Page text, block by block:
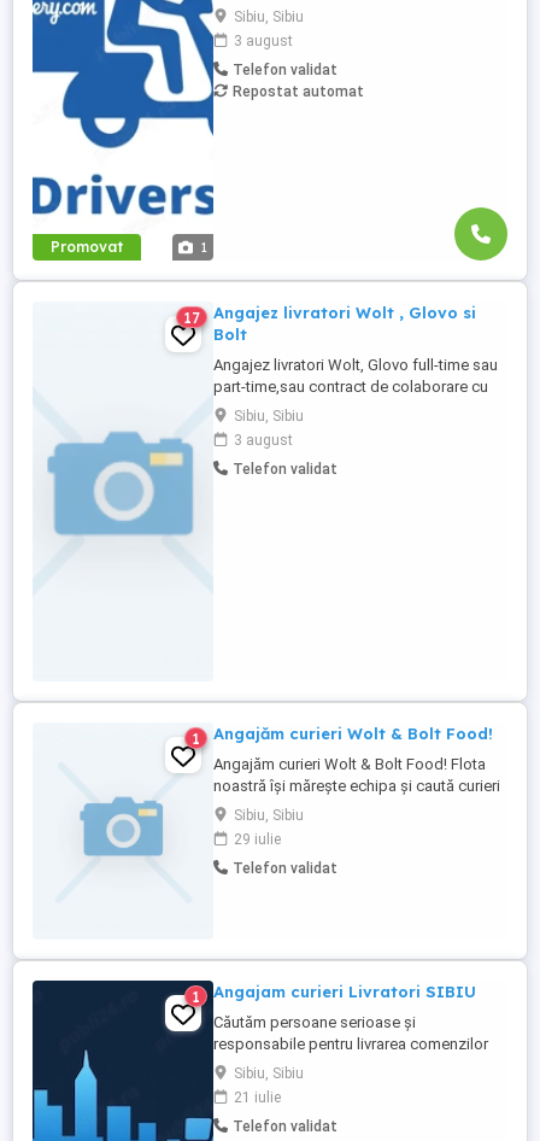
Promovat 1
rapid! - Cerințe: Minim 18 ani Mijloc de
transport propriu (mașină, scuter,
motocicletă sau bicicletă) Telefon mobil
cu acces la internet - Ce oferim: Plată
săptămânală, fără întârzieri Bonusuri
Sibiu, Sibiu
3 august
Telefon validat
Repostat automat
17
Angajez livratori Wolt , Glovo si
Bolt
Angajez livratori Wolt, Glovo full-time sau
part-time,sau contract de colaborare cu
PFA sau SRL. Nu este necesara experienta,
este un serviciu flexibil in funcție de
nevoile fiecaruia,se poate face cu
autoturismul, mopedul sau bicicleta.
Sibiu, Sibiu
3 august
Telefon validat
1 Angajăm curieri Wolt & Bolt Food!
Angajăm curieri Wolt & Bolt Food! Flota
noastră își mărește echipa și caută curieri
cu propriul mijloc de transport (mașină,
scuter, motocicletă sau bicicletă). Ce
oferim: Colaborare 100% legală.
Seriozitate și transparență pe tot
Sibiu, Sibiu
29 iulie
Telefon validat
1 Angajam curieri Livratori SIBIU
Căutăm persoane serioase și
responsabile pentru livrarea comenzilor
prin platformele Bolt Food, Wolt și Glovo
în municipiul Sibiu. Oferim: Program
flexibil Plata săptămânală Venituri
atractive în funcție de implicare Suport
Sibiu, Sibiu
21 iulie
Telefon validat